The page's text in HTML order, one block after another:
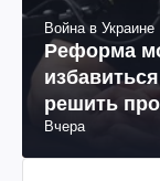
Война в Украине
Реформа
решить
Вчера